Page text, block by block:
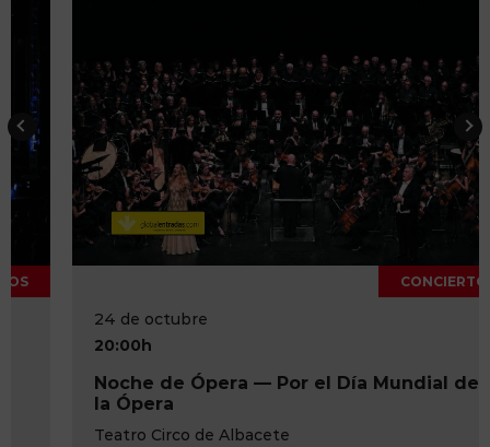
24 de octubre
20:00h
Noche de Ópera — Por el Día Mundial de
la Ópera
Teatro Circo de Albacete
CONCIERTOS